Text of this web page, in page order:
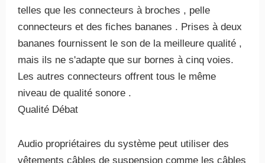
telles que les connecteurs à broches , pelle
connecteurs et des fiches bananes . Prises à deux
bananes fournissent le son de la meilleure qualité ,
mais ils ne s'adapte que sur bornes à cinq voies.
Les autres connecteurs offrent tous le même
niveau de qualité sonore .
Qualité Débat
Audio propriétaires du système peut utiliser des
vêtements câbles de suspension comme les câbles